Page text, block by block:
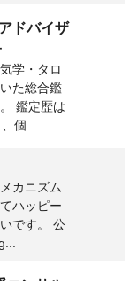
ドバイザ
学・タロ
た総合鑑
鑑定歴は
個...
カニズム
ハッピー
です。 公